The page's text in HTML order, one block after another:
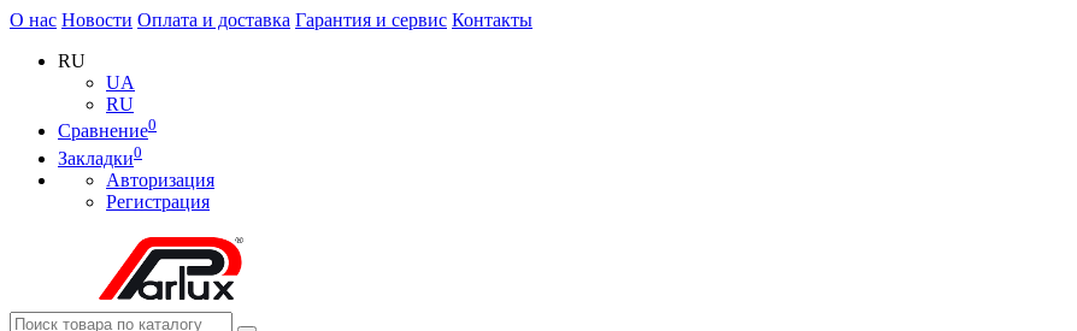
О нас Новости Оплата и доставка Гарантия и сервис Контакты
RU
UA
RU
Сравнение0
Закладки0
Авторизация
Регистрация